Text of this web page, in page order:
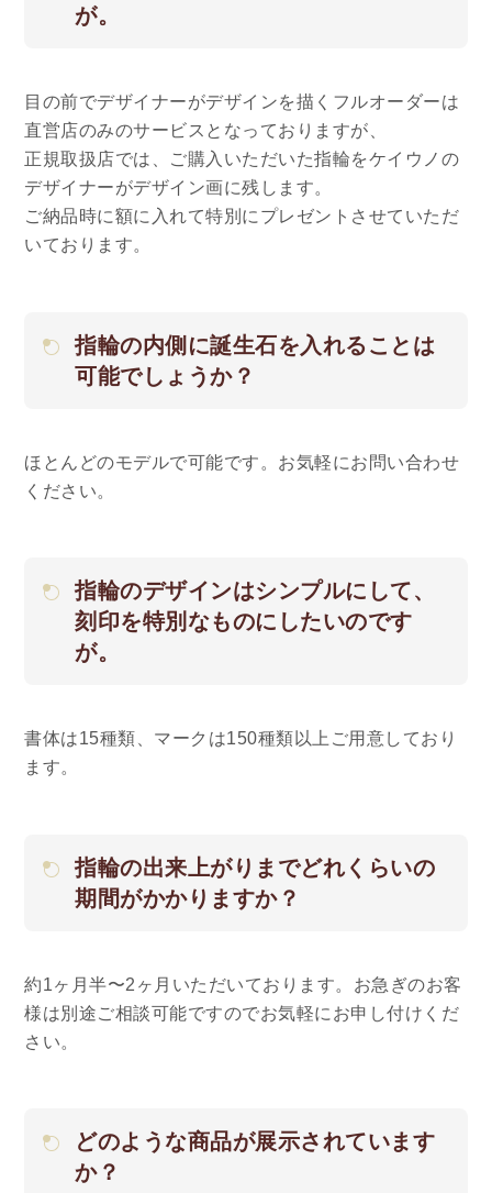
が。
目の前でデザイナーがデザインを描くフルオーダーは
直営店のみのサービスとなっておりますが、
正規取扱店では、ご購入いただいた指輪をケイウノの
デザイナーがデザイン画に残します。
ご納品時に額に入れて特別にプレゼントさせていただ
いております。
指輪の内側に誕生石を入れることは
可能でしょうか？
ほとんどのモデルで可能です。お気軽にお問い合わせ
ください。
指輪のデザインはシンプルにして、
刻印を特別なものにしたいのです
が。
書体は15種類、マークは150種類以上ご用意しており
ます。
指輪の出来上がりまでどれくらいの
期間がかかりますか？
約1ヶ月半〜2ヶ月いただいております。お急ぎのお客
様は別途ご相談可能ですのでお気軽にお申し付けくだ
さい。
どのような商品が展示されています
か？